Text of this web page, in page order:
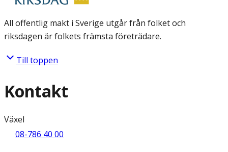
All offentlig makt i Sverige utgår från folket och
riksdagen är folkets främsta företrädare.
Till toppen
Kontakt
Växel
08-786 40 00